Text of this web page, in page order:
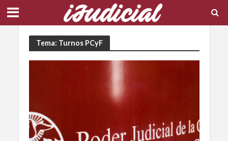
Tema: Turnos PCyF